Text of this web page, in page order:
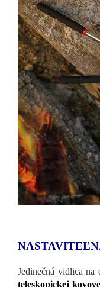
Jedinečná vidlica na
teleskopickej